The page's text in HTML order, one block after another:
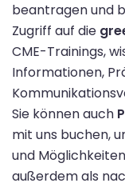
beantragen und
Zugriff auf die
CME-Trainings,
Informationen,
Sie können auch
mit uns buchen,
und
außerdem als